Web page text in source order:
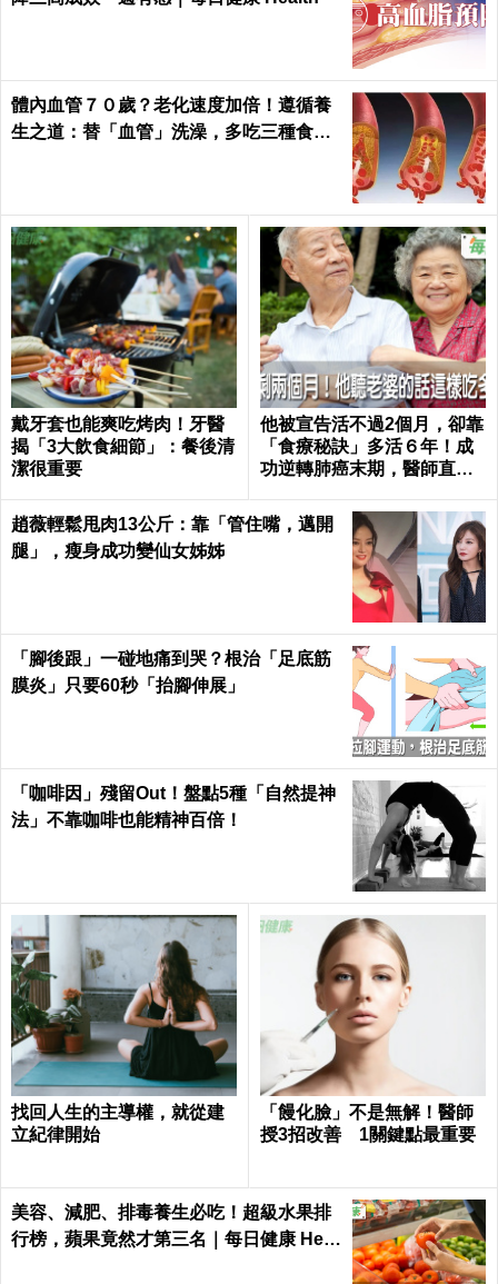
體內血管７０歲？老化速度加倍！遵循養
生之道：替「血管」洗澡，多吃三種食物
戴牙套也能爽吃烤肉！牙醫
揭「3大飲食細節」：餐後清
潔很重要
他被宣告活不過2個月，卻靠
「食療秘訣」多活６年！成
功逆轉肺癌末期，醫師直
alth
趙薇輕鬆甩肉13公斤：靠「管住嘴，邁開
腿」，瘦身成功變仙女姊姊
「腳後跟」一碰地痛到哭？根治「足底筋
膜炎」只要60秒「抬腳伸展」
「咖啡因」殘留Out！盤點5種「自然提神
法」不靠咖啡也能精神百倍！
找回人生的主導權，就從建
立紀律開始
「饅化臉」不是無解！醫師
授3招改善 1關鍵點最重要
美容、減肥、排毒養生必吃！超級水果排
行榜，蘋果竟然才第三名｜每日健康 Heal